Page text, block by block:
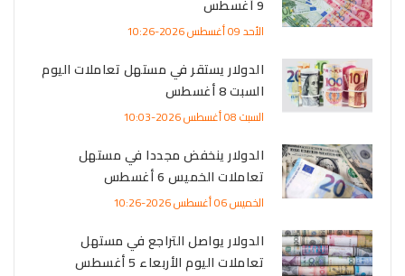
9 أغسطس
الأحد 09 أغسطس 2026-10:26
الدولار يستقر في مستهل تعاملات اليوم
السبت 8 أغسطس
السبت 08 أغسطس 2026-10:03
الدولار ينخفض مجددا في مستهل
تعاملات الخميس 6 أغسطس
الخميس 06 أغسطس 2026-10:26
الدولار يواصل التراجع في مستهل
تعاملات اليوم الأربعاء 5 أغسطس